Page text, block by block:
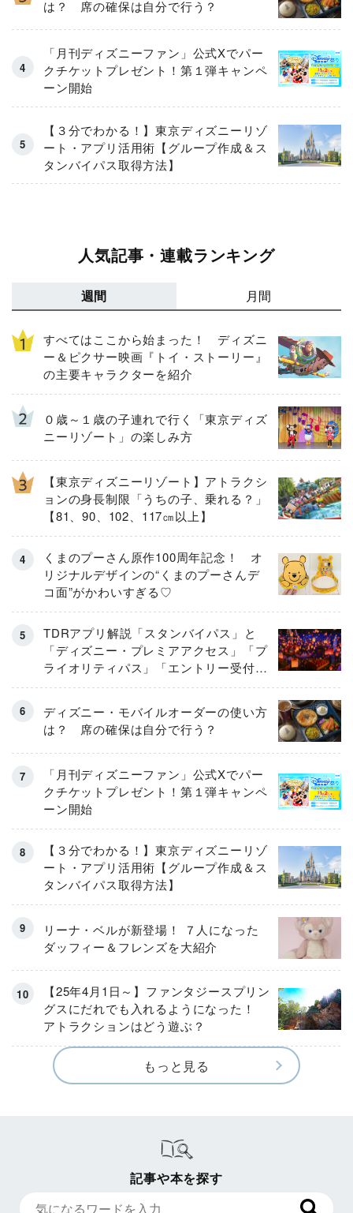
は？ 席の確保は自分で行う？
「月刊ディズニーファン」公式Xでパー
クチケットプレゼント！第１弾キャンペ
ーン開始
【３分でわかる！】東京ディズニーリゾ
ート・アプリ活用術【グループ作成＆ス
タンバイパス取得方法】
人気記事・連載ランキング
週間 月間
すべてはここから始まった！ ディズニ
ー＆ピクサー映画『トイ・ストーリー』
の主要キャラクターを紹介
０歳～１歳の子連れで行く「東京ディズ
ニーリゾート」の楽しみ方
【東京ディズニーリゾート】アトラクシ
ョンの身長制限「うちの子、乗れる？」
【81、90、102、117㎝以上】
くまのプーさん原作100周年記念！ オ
リジナルデザインの“くまのプーさんデ
コ面”がかわいすぎる♡
TDRアプリ解説「スタンバイパス」と
「ディズニー・プレミアアクセス」「プ
ライオリティパス」「エントリー受付」
とは
ディズニー・モバイルオーダーの使い方
は？ 席の確保は自分で行う？
「月刊ディズニーファン」公式Xでパー
クチケットプレゼント！第１弾キャンペ
ーン開始
【３分でわかる！】東京ディズニーリゾ
ート・アプリ活用術【グループ作成＆ス
タンバイパス取得方法】
リーナ・ベルが新登場！ ７人になった
ダッフィー＆フレンズを大紹介
【25年4月1日～】ファンタジースプリン
グスにだれでも入れるようになった！
アトラクションはどう遊ぶ？
もっと見る
記事や本を探す